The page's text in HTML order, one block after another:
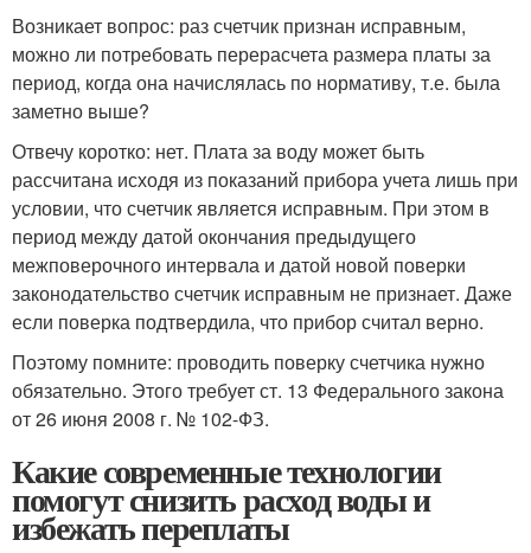
Возникает вопрос: раз счетчик признан исправным,
можно ли потребовать перерасчета размера платы за
период, когда она начислялась по нормативу, т.е. была
заметно выше?
Отвечу коротко: нет. Плата за воду может быть
рассчитана исходя из показаний прибора учета лишь при
условии, что счетчик является исправным. При этом в
период между датой окончания предыдущего
межповерочного интервала и датой новой поверки
законодательство счетчик исправным не признает. Даже
если поверка подтвердила, что прибор считал верно.
Поэтому помните: проводить поверку счетчика нужно
обязательно. Этого требует ст. 13 Федерального закона
от 26 июня 2008 г. № 102-ФЗ.
Какие современные технологии
помогут снизить расход воды и
избежать переплаты